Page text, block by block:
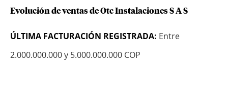
Evolución de ventas de Otc Instalaciones S A S
ÚLTIMA FACTURACIÓN REGISTRADA: Entre
2.000.000.000 y 5.000.000.000 COP